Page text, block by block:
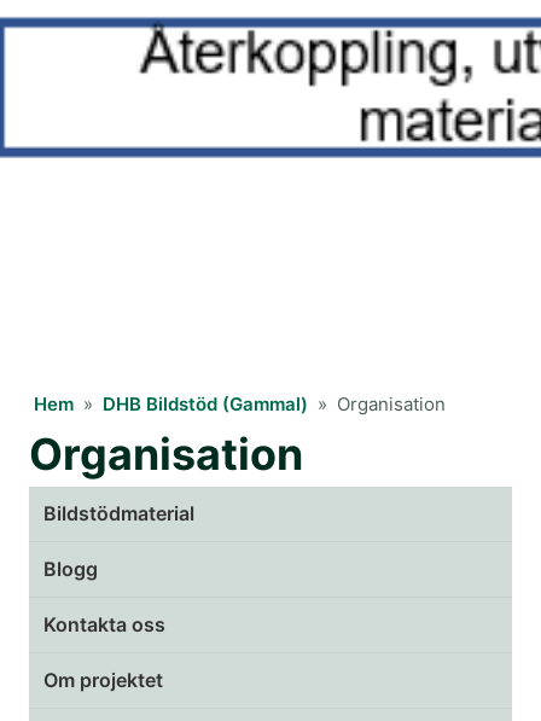
Hem » DHB Bildstöd (Gammal) » Organisation
Organisation
Bildstödmaterial
Blogg
Kontakta oss
Om projektet